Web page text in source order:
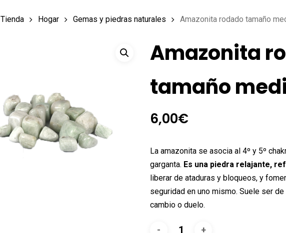
Tienda Hogar Gemas y piedras naturales Amazonita rodado tamaño
Amazonita
tamaño
6,00€
La amazonita se asocia al 4º y 5º
garganta. Es una piedra relajante,
liberar de ataduras y bloqueos, y
seguridad en uno mismo. Suele ser
cambio o duelo.